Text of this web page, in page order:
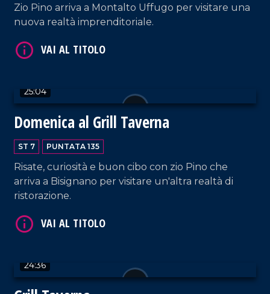
Zio Pino arriva a Montalto Uffugo per visitare una
nuova realtà imprenditoriale.
25:04
Domenica al Grill Taverna
ST 7 PUNTATA 135
Risate, curiosità e buon cibo con zio Pino che
arriva a Bisignano per visitare un'altra realtà di
ristorazione.
24:36
VAI AL TITOLO
VAI AL TITOLO
VAI AL TITOLO